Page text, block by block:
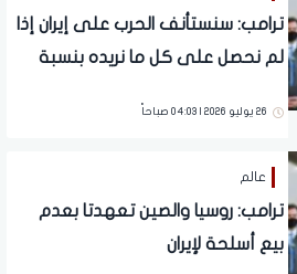
ترامب: سنستأنف الحرب على إيران إذا
لم نحصل على كل ما نريده بنسبة
26 يوليو 2026 | 04:03 صباحاً
عالم
ترامب: روسيا والصين تعهدتا بعدم
بيع أسلحة لإيران